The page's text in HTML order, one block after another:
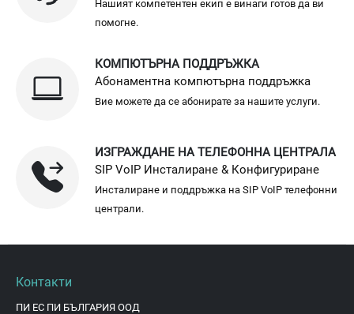
Нашият компетентен екип е винаги готов да ви
помогне.
КОМПЮТЪРНА ПОДДРЪЖКА
Абонаментна компютърна поддръжка
Вие можете да се абонирате за нашите услуги.
ИЗГРАЖДАНЕ НА ТЕЛЕФОННА ЦЕНТРАЛА
SIP VoIP Инсталиране & Конфигуриране
Инсталиране и поддръжка на SIP VoIP телефонни
централи.
Контакти
ПИ ЕС ПИ БЪЛГАРИЯ ООД